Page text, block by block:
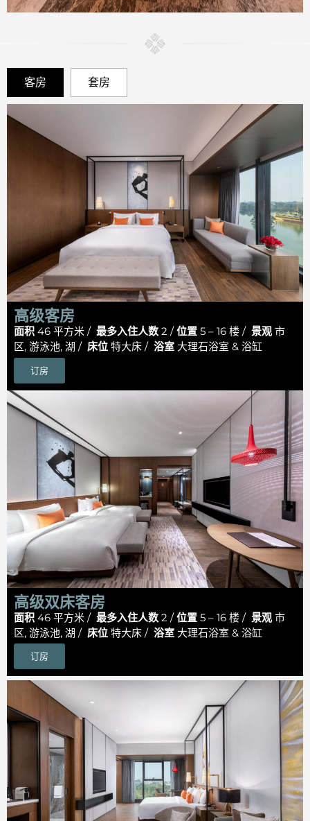
客房 套房
高级客房
面积 46 平方米 / 最多入住人数 2 /位置 5 – 16 楼 / 景观 市
区, 游泳池, 湖 / 床位 特大床 / 浴室 大理石浴室 & 浴缸
订房
高级双床客房
面积 46 平方米 / 最多入住人数 2 /位置 5 – 16 楼 / 景观 市
区, 游泳池, 湖 / 床位 特大床 / 浴室 大理石浴室 & 浴缸
订房